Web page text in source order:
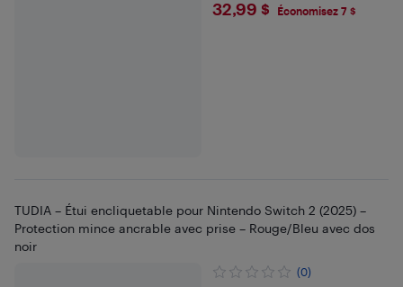
$32.99
32,99 $ Économisez 7 $
TUDIA – Étui encliquetable pour Nintendo Switch 2 (2025) –
Protection mince ancrable avec prise – Rouge/Bleu avec dos
noir
(0)